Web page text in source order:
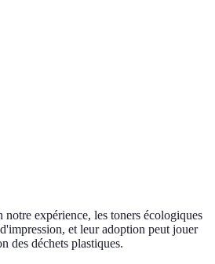
notre expérience, les toners écologiques
et leur adoption peut jouer
des déchets plastiques.